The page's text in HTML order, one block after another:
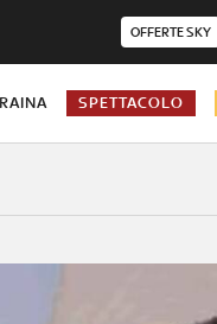
OFFERTE SKY
SPETTACOLO